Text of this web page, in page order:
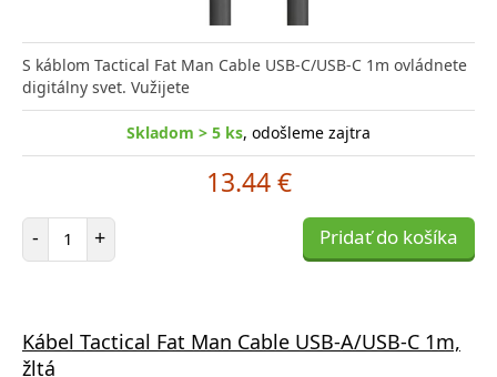
S káblom Tactical Fat Man Cable USB-C/USB-C 1m ovládnete
digitálny svet. Vužijete
Skladom > 5 ks, odošleme zajtra
13.44 €
- Počet položiek
+ Pridať do košíka
Kábel Tactical Fat Man Cable USB-A/USB-C 1m,
žltá